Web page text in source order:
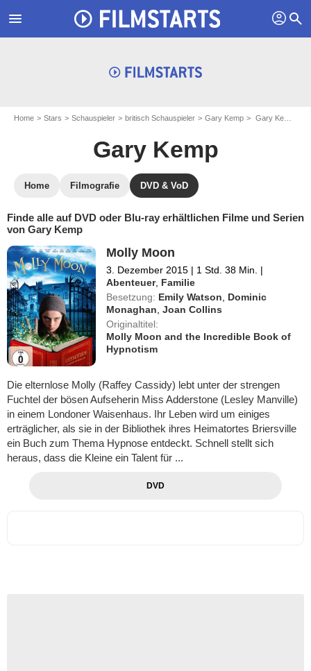
menu profil search
Home Stars Schauspieler britisch Schauspieler Gary Kemp Gary Kemp: Blu-ray und DVD
Gary Kemp
Home Filmografie DVD & VoD
Finde alle auf DVD oder Blu-ray erhältlichen Filme und Serien
von Gary Kemp
Molly Moon
3. Dezember 2015 | 1 Std. 38 Min. |
Abenteuer, Familie
Besetzung: Emily Watson
Dominic
Monaghan ,Joan Collins
Originaltitel:
Molly Moon and the Incredible Book of
Hypnotism
Die elternlose Molly (Raffey Cassidy) lebt unter der strengen
Fuchtel der bösen Aufseherin Miss Adderstone (Lesley Manville)
in einem Londoner Waisenhaus. Ihr Leben wird um einiges
erträglicher, als sie in der Bibliothek ihres Heimatortes Briersville
ein Buch zum Thema Hypnose entdeckt. Schnell stellt sich
heraus, dass die Kleine ein Talent für ...
DVD